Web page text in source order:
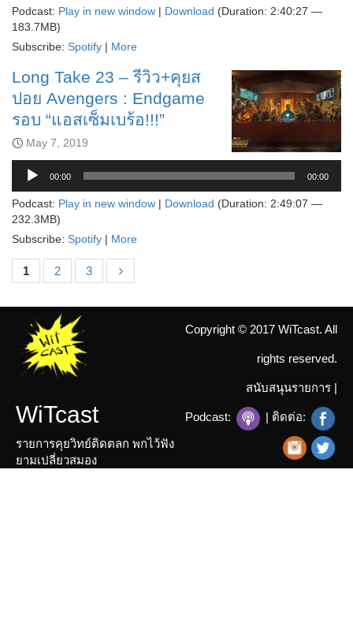
Podcast: Play in new window | Download (Duration: 2:40:27 —
183.7MB)
Subscribe: Spotify | More
Long Take 23 – รีวิว+คุยส
ปอย Avengers : Endgame
รอบ “แอสเซ็มเบร้อ!!!”
May 7, 2019
Audio
Player
00:00 00:00
Podcast: Play in new window | Download (Duration: 2:49:07 —
232.3MB)
Subscribe: Spotify | More
1 2 3
WiTcast
รายการคุยวิทย์ติดตลก พกไว้ฟัง
ยามเปลี่ยวสมอง
Copyright © 2017 WiTcast. All
rights reserved.
สนับสนุนรายการ
Podcast: | ติดต่อ: